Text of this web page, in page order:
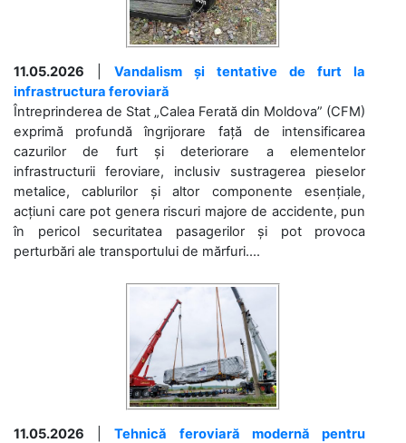
11.05.2026
Vandalism și tentative de furt la
infrastructura feroviară
Întreprinderea de Stat „Calea Ferată din Moldova” (CFM)
exprimă profundă îngrijorare față de intensificarea
cazurilor de furt și deteriorare a elementelor
infrastructurii feroviare, inclusiv sustragerea pieselor
metalice, cablurilor și altor componente esențiale,
acțiuni care pot genera riscuri majore de accidente, pun
în pericol securitatea pasagerilor și pot provoca
perturbări ale transportului de mărfuri....
11.05.2026 |Tehnică feroviară modernă pentru